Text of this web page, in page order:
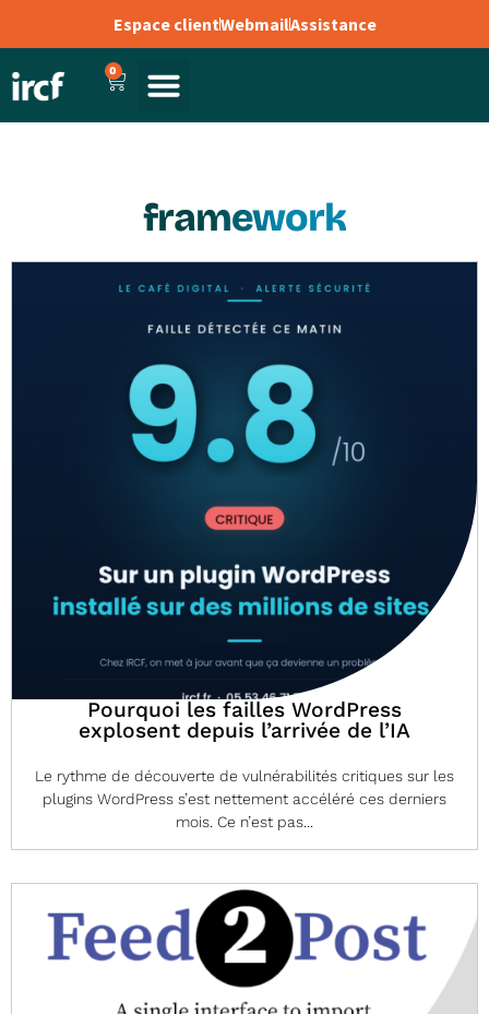
Espace clientWebmailAssistance
0
framework
Pourquoi les failles WordPress
explosent depuis l’arrivée de l’IA
Le rythme de découverte de vulnérabilités critiques sur les
plugins WordPress s’est nettement accéléré ces derniers
mois. Ce n’est pas...